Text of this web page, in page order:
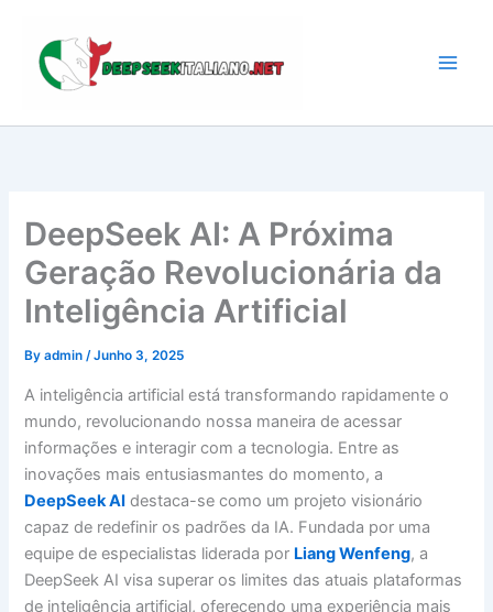
content
DeepSeek AI: A Próxima
Geração Revolucionária da
Inteligência Artificial
Byadmin/Junho 3, 2025
A inteligência artificial está transformando rapidamente o
mundo, revolucionando nossa maneira de acessar
informações e interagir com a tecnologia. Entre as
inovações mais entusiasmantes do momento, a
DeepSeek AI destaca-se como um projeto visionário
capaz de redefinir os padrões da IA. Fundada por uma
equipe de especialistas liderada por Liang Wenfeng, a
DeepSeek AI visa superar os limites das atuais plataformas
de inteligência artificial, oferecendo uma experiência mais